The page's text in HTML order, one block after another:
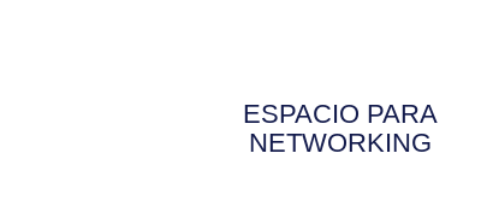
ESPACIO PARA
NETWORKING